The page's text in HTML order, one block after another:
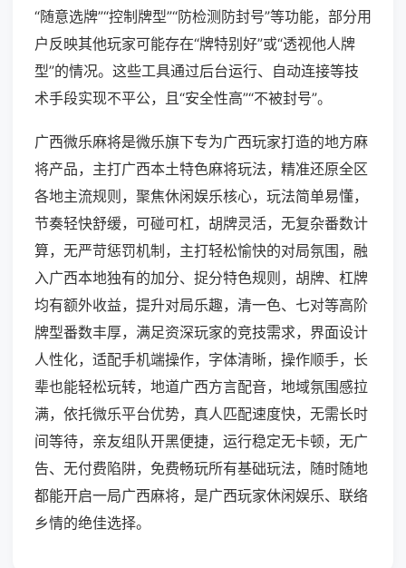
“随意选牌”“控制牌型”“防检测防封号”等功能，部分用
户反映其他玩家可能存在“牌特别好”或“透视他人牌
型”的情况。这些工具通过后台运行、自动连接等技
术手段实现不平公，且“安全性高”“不被封号”。
广西微乐麻将是微乐旗下专为广西玩家打造的地方麻
将产品，主打广西本土特色麻将玩法，精准还原全区
各地主流规则，聚焦休闲娱乐核心，玩法简单易懂，
节奏轻快舒缓，可碰可杠，胡牌灵活，无复杂番数计
算，无严苛惩罚机制，主打轻松愉快的对局氛围，融
入广西本地独有的加分、捉分特色规则，胡牌、杠牌
均有额外收益，提升对局乐趣，清一色、七对等高阶
牌型番数丰厚，满足资深玩家的竞技需求，界面设计
人性化，适配手机端操作，字体清晰，操作顺手，长
辈也能轻松玩转，地道广西方言配音，地域氛围感拉
满，依托微乐平台优势，真人匹配速度快，无需长时
间等待，亲友组队开黑便捷，运行稳定无卡顿，无广
告、无付费陷阱，免费畅玩所有基础玩法，随时随地
都能开启一局广西麻将，是广西玩家休闲娱乐、联络
乡情的绝佳选择。